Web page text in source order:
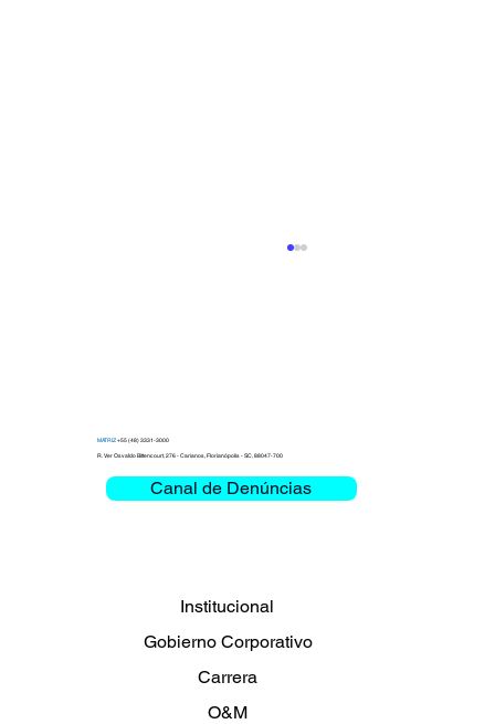
Clemar debate Misión Crítica y
MATRIZ+55 (48) 3331-3000
R. Ver Osvaldo Bittencourt, 276 - Carianos, Florianópolis - SC, 88047-700
Canal de Denúncias
Institucional
Gobierno Corporativo
Carrera
O&M